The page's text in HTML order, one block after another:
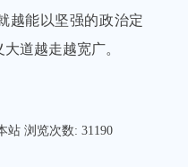
越能以坚强的政治定
道越走越宽广。
站 浏览次数:31190